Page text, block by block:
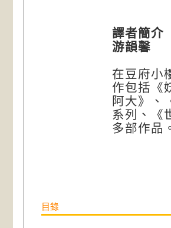
譯者簡介
游韻馨
在豆府小
作包括《
阿大》、
系列、《
多部作品
目錄